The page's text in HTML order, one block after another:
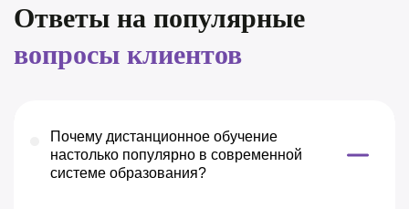
Ответы на популярные
вопросы клиентов
Почему дистанционное обучение
настолько популярно в современной
системе образования?